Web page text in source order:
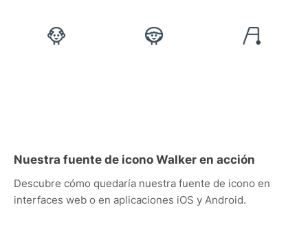
Nuestra fuente de icono Walker en acción
Descubre cómo quedaría nuestra fuente de icono en
interfaces web o en aplicaciones iOS y Android.